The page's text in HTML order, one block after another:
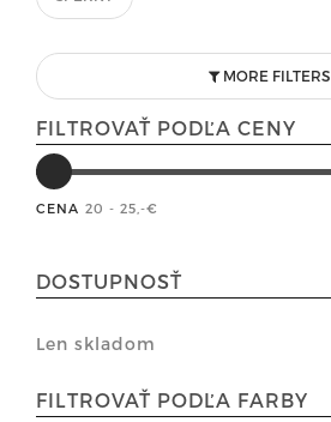
MORE FILTERS
FILTROVAŤ PODĽA CENY
CENA 20 - 25 ,-€
DOSTUPNOSŤ
Len skladom
FILTROVAŤ PODĽA FARBY